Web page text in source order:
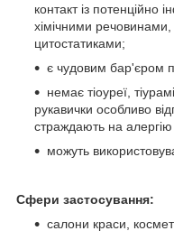
контакт із потенційно
хімічними
цитостатиками;
є чудовим бар'єром
немає тіоуреї,
рукавички особливо
страждають на
можуть
Сфери застосування:
салони краси,